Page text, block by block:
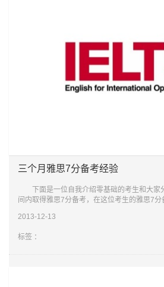
三个月雅思7分备考经验
下面是一位自我介绍零基础的考生和大家
间内取得雅思7分备考，在这位考生的雅思7
容。
2013-12-13
标签 ：